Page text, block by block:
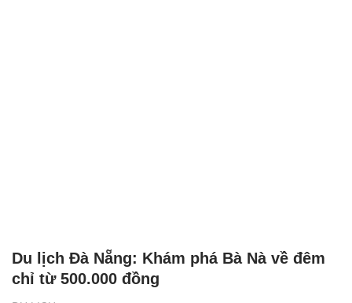
Du lịch Đà Nẵng: Khám phá Bà Nà về đêm
chỉ từ 500.000 đồng